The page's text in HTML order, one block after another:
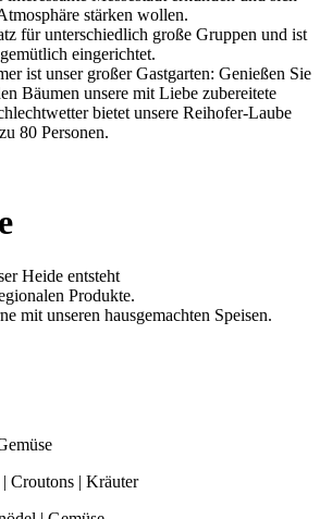
stärken wollen.
für unterschiedlich große Gruppen und ist
eingerichtet.
ist unser großer Gastgarten: Genießen Sie
Bäumen unsere mit Liebe zubereitete
bietet unsere Reihofer-Laube
80 Personen.
Heide entsteht
Produkte.
mit unseren hausgemachten Speisen.
Croutons | Kräuter